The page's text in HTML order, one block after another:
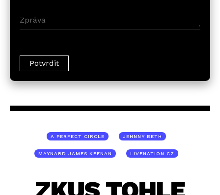
A PERFECT CIRCLE JEHNNY BETH
MAYNARD JAMES KEENAN LIVENATION CZ